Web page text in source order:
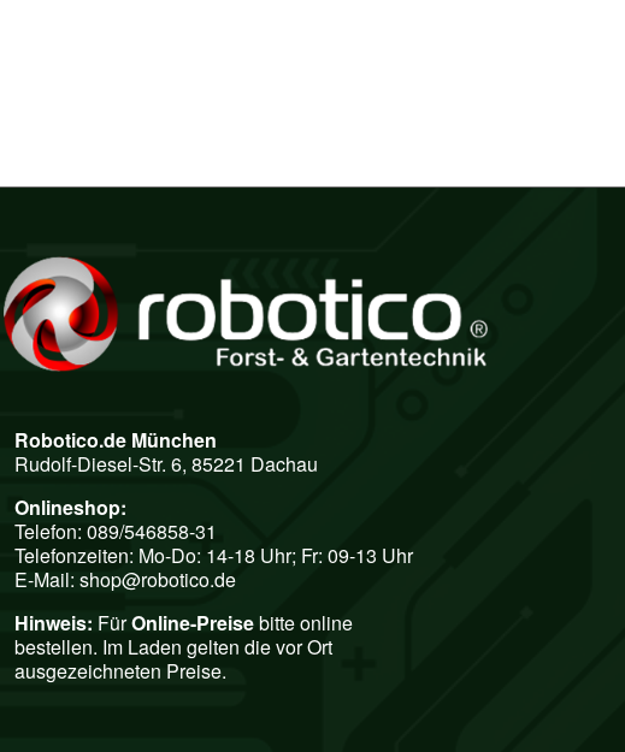
Robotico.de München
Rudolf-Diesel-Str. 6, 85221 Dachau
Onlineshop:
Telefon: 089/546858-31
Telefonzeiten: Mo-Do: 14-18 Uhr; Fr: 09-13 Uhr
E-Mail:shop@robotico.de
Hinweis: FürOnline-Preisebitte online
bestellen. Im Laden gelten die vor Ort
ausgezeichneten Preise.